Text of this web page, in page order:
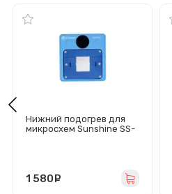
Нижний подогрев для
микросхем Sunshine SS-
1 580